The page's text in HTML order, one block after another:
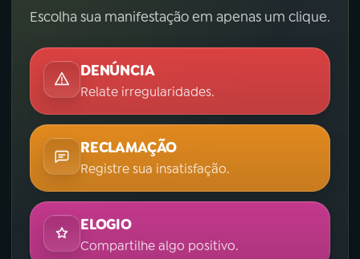
Escolha sua manifestação em apenas um clique.
DENÚNCIA
Relate irregularidades.
RECLAMAÇÃO
Registre sua insatisfação.
ELOGIO
Compartilhe algo positivo.